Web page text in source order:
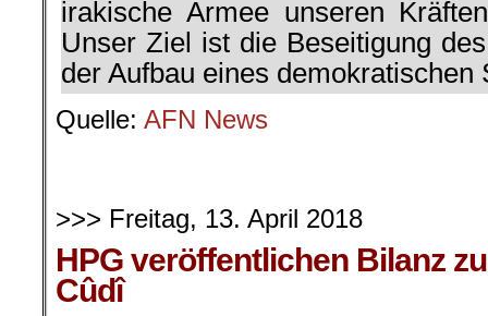
irakische Armee unseren
Unser Ziel ist die Beseitigung
der Aufbau eines demokratischen
Quelle: AFN News
>>> Freitag, 13. April 2018
HPG veröffentlichen Bilanz
Cûdî